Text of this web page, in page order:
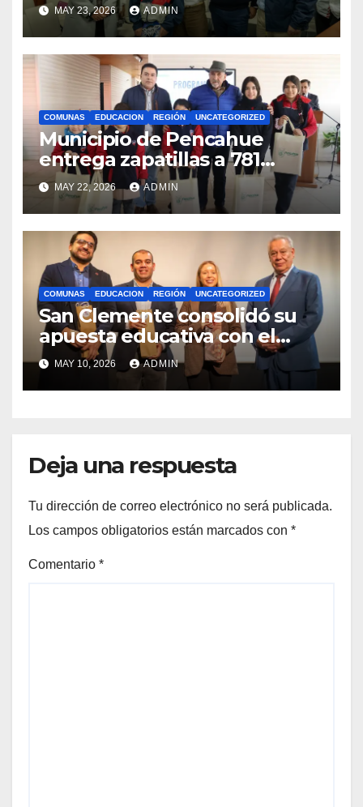
competencias
internacionales
MAY 23, 2026 ADMIN
COMUNAS EDUCACION REGIÓN UNCATEGORIZED
Municipio de Pencahue
entrega zapatillas a 781
estudiantes con recursos del
Royalty Minero
MAY 22, 2026 ADMIN
COMUNAS EDUCACION REGIÓN UNCATEGORIZED
San Clemente consolidó su
apuesta educativa con el
lanzamiento del
Preuniversitario Brotes 2026
MAY 10, 2026 ADMIN
Deja una respuesta
Tu dirección de correo electrónico no será publicada.
Los campos obligatorios están marcados con *
Comentario *